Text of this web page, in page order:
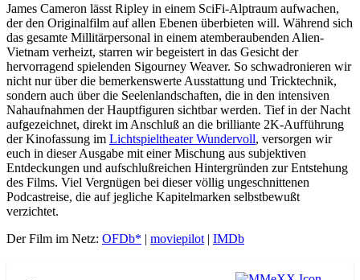
James Cameron lässt Ripley in einem SciFi-Alptraum aufwachen,
der den Originalfilm auf allen Ebenen überbieten will. Während sich
das gesamte Millitärpersonal in einem atemberaubenden Alien-
Vietnam verheizt, starren wir begeistert in das Gesicht der
hervorragend spielenden Sigourney Weaver. So schwadronieren wir
nicht nur über die bemerkenswerte Ausstattung und Tricktechnik,
sondern auch über die Seelenlandschaften, die in den intensiven
Nahaufnahmen der Hauptfiguren sichtbar werden. Tief in der Nacht
aufgezeichnet, direkt im Anschluß an die brilliante 2K-Aufführung
der Kinofassung im Lichtspieltheater Wundervoll, versorgen wir
euch in dieser Ausgabe mit einer Mischung aus subjektiven
Entdeckungen und aufschlußreichen Hintergründen zur Entstehung
des Films. Viel Vergnügen bei dieser völlig ungeschnittenen
Podcastreise, die auf jegliche Kapitelmarken selbstbewußt
verzichtet.
Der Film im Netz: OFDb* | moviepilot | IMDb